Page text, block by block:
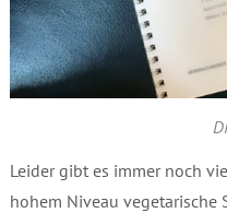
Leider gibt es immer noch
hohem Niveau vegetarische